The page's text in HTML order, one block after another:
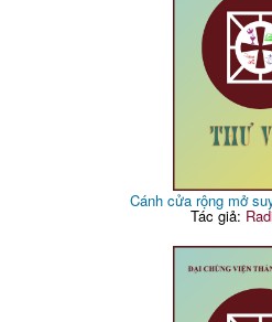
Cánh cửa rộng mở
Tác giả: